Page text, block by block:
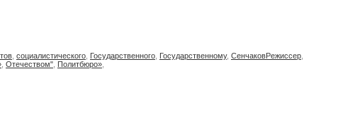
социалистического Государственного Государственному, СенчаковРежиссер
Отечеством" Политбюро»